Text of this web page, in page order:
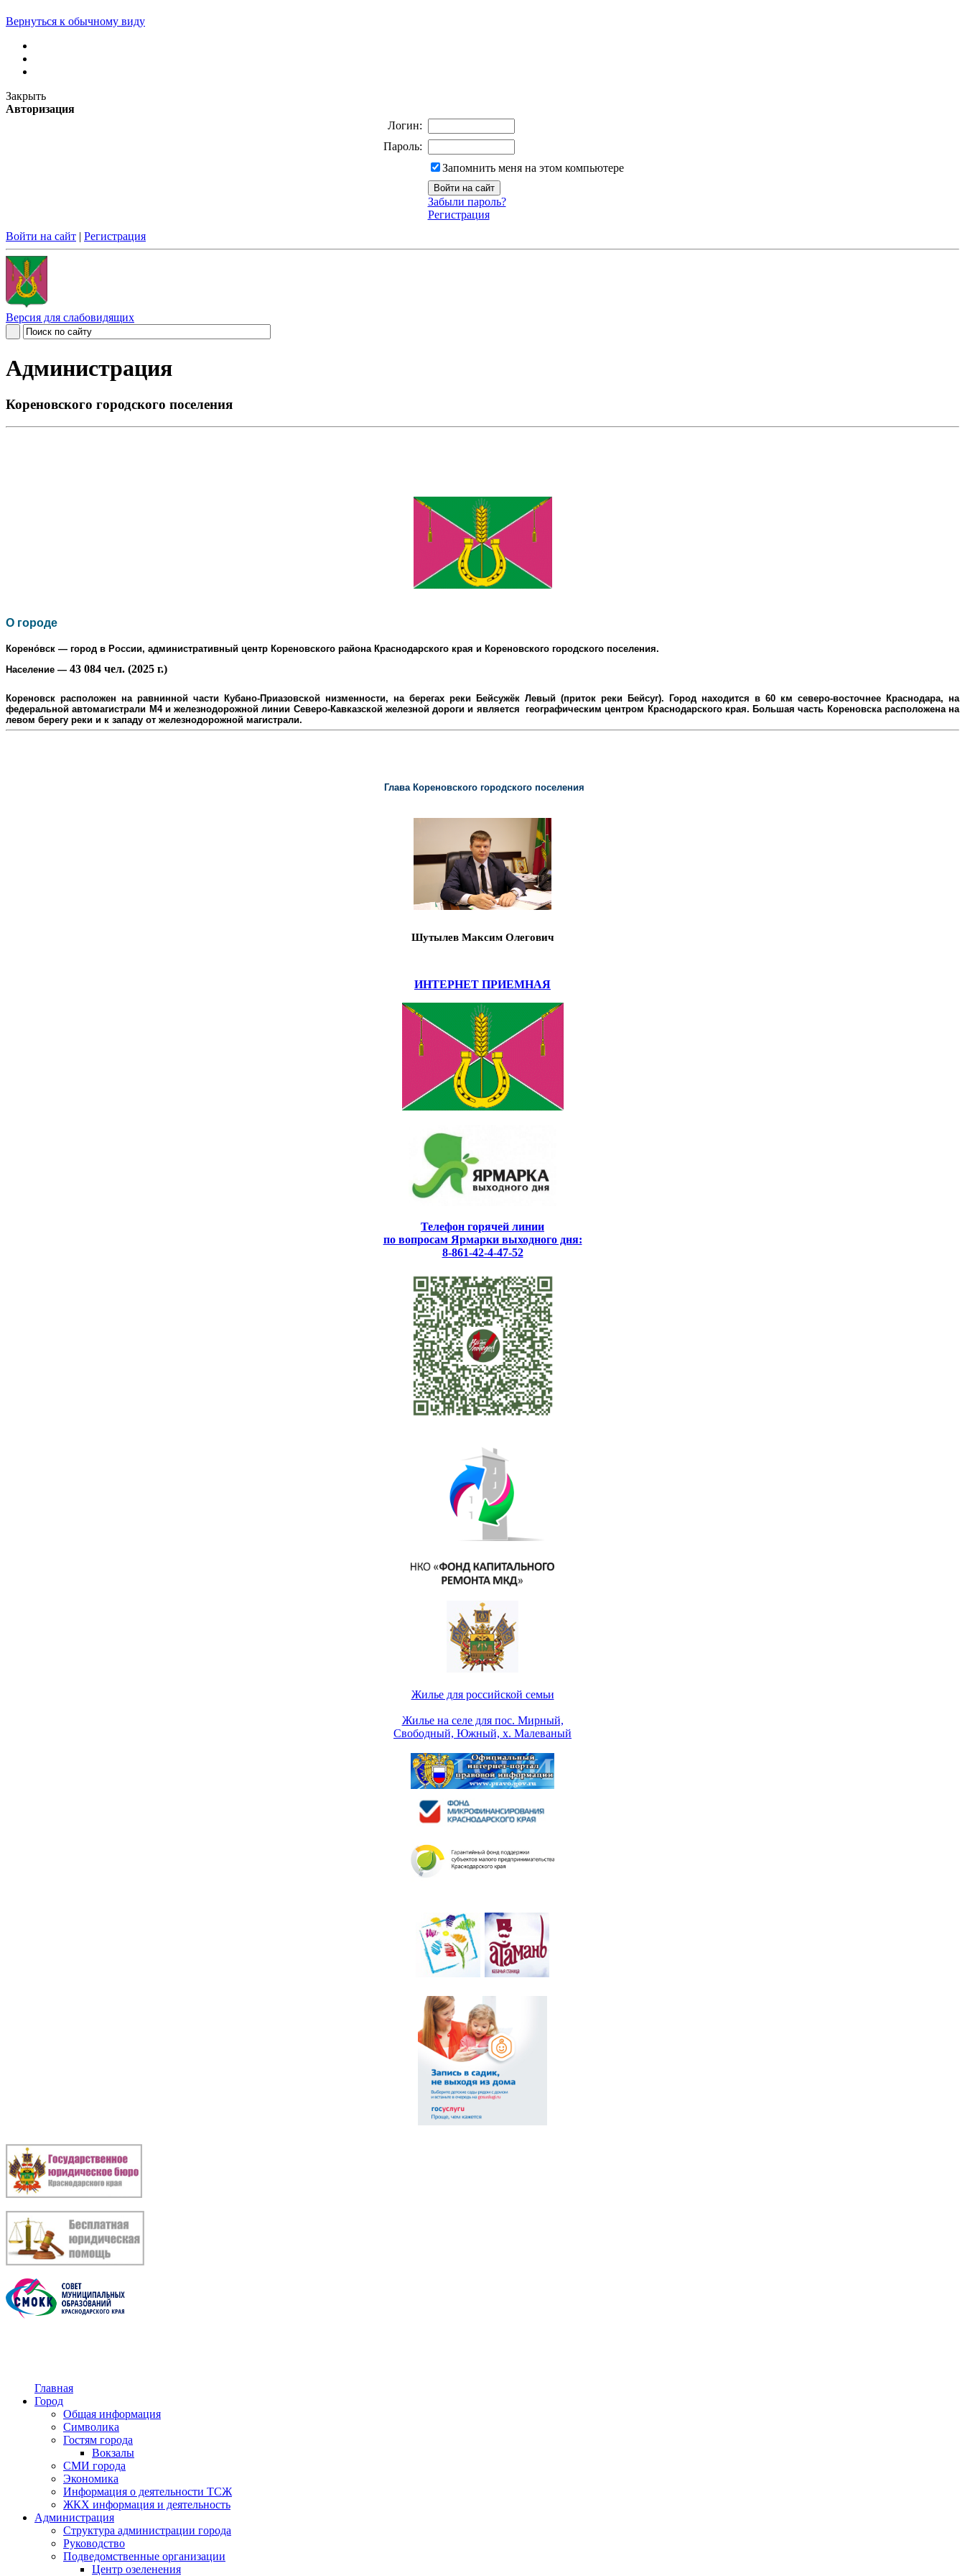
Вернуться к обычному виду
Закрыть
Авторизация
Логин:
Пароль:
Запомнить меня на этом компьютере
Забыли пароль?
Регистрация
Войти на сайт | Регистрация
Версия для слабовидящих
Администрация
Кореновского городского поселения
О городе
Корено́вск — город в России, административный центр Кореновского района Краснодарского края и Кореновского городского поселения.
Население — 43 084 чел. (2025 г.)
Кореновск расположен на равнинной части Кубано-Приазовской низменности, на берегах реки Бейсужёк Левый (приток реки Бейсуг). Город находится в 60 км северо-восточнее Краснодара, на
федеральной автомагистрали М4 и железнодорожной линии Северо-Кавказской железной дороги и является географическим центром Краснодарского края. Большая часть Кореновска расположена на
левом берегу реки и к западу от железнодорожной магистрали.
Глава Кореновского городского поселения
Шутылев Максим Олегович
ИНТЕРНЕТ ПРИЕМНАЯ
Телефон горячей линии
по вопросам Ярмарки выходного дня:
8-861-42-4-47-52
Жилье для российской семьи
Жилье на селе для пос. Мирный,
Свободный, Южный, х. Малеваный
Главная
Город
Общая информация
Символика
Гостям города
Вокзалы
СМИ города
Экономика
Информация о деятельности ТСЖ
ЖКХ информация и деятельность
Администрация
Структура администрации города
Руководство
Подведомственные организации
Центр озеленения